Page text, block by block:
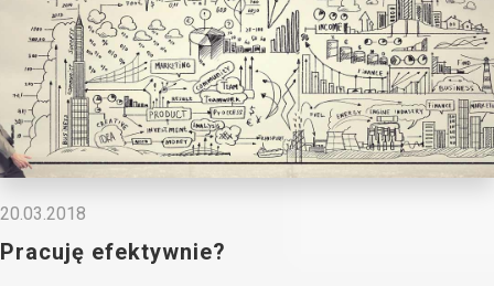
20.03.2018
Pracuję efektywnie?